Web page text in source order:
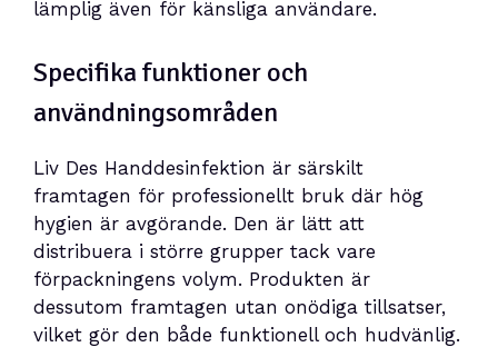
lämplig även för känsliga användare.
Specifika funktioner och
användningsområden
Liv Des Handdesinfektion är särskilt
framtagen för professionellt bruk där hög
hygien är avgörande. Den är lätt att
distribuera i större grupper tack vare
förpackningens volym. Produkten är
dessutom framtagen utan onödiga tillsatser,
vilket gör den både funktionell och hudvänlig.